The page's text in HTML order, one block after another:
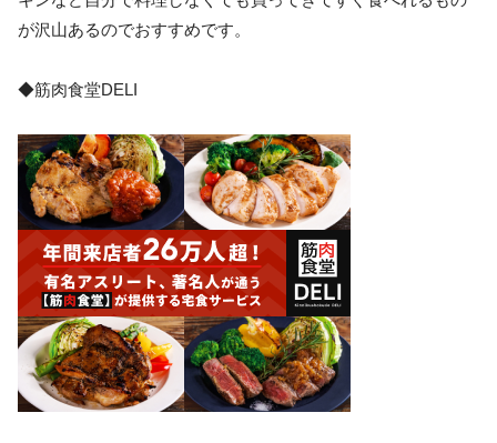
が沢山あるのでおすすめです。
◆筋肉食堂DELI